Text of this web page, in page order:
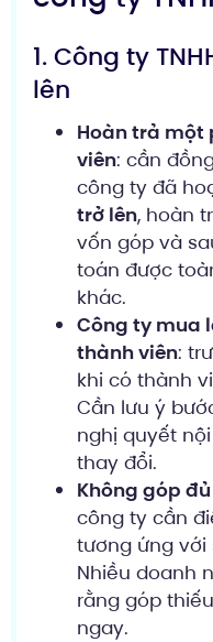
1. Công ty
lên
Hoàn trả một
viên: cần
công ty đã
trở lên, hoàn
vốn góp và
toán được
khác.
Công ty mua
thành viên:
khi có thành
Cần lưu ý
nghị quyết
thay đổi.
Không góp
công ty cần
tương ứng với
Nhiều doanh
rằng góp
ngay.